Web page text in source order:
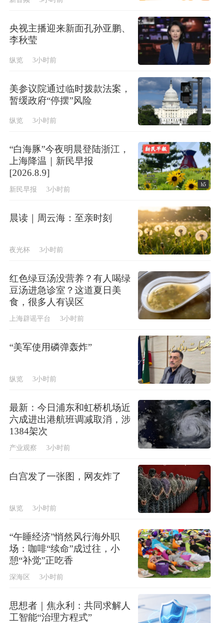
央视主播迎来新面孔孙亚鹏、
李秋莹
纵览 3小时前
美参议院通过临时拨款法案，
暂缓政府“停摆”风险
纵览 3小时前
“白海豚”今夜明晨登陆浙江，
上海降温｜新民早报
[2026.8.9]
新民早报 3小时前
h5
晨读｜周云海：至亲时刻
夜光杯 3小时前
红色绿豆汤没营养？有人喝绿
豆汤进急诊室？这道夏日美
食，很多人有误区
上海辟谣平台 3小时前
“美军使用磷弹轰炸”
纵览 3小时前
最新：今日浦东和虹桥机场近
六成进出港航班调减取消，涉
1384架次
产业观察 3小时前
白宫发了一张图，网友炸了
纵览 3小时前
“午睡经济”悄然风行海外职
场：咖啡“续命”成过往，小
憩“补觉”正吃香
深海区 3小时前
思想者｜焦永利：共同求解人
工智能“治理方程式”